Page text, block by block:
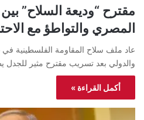
مقترح “وديعة السلاح”
المصري والتواطؤ مع
عاد ملف سلاح المقاومة الفلسطينية في
والدولي بعد تسريب مقترح مثير للجدل
أكمل القراءة »